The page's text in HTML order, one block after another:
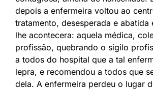
depois a enfermeira voltou ao
tratamento, desesperada e abatida
lhe acontecera: aquela médica,
profissão, quebrando o sigilo
a todos do hospital que a tal
lepra, e recomendou a todos que
dela. A enfermeira perdeu o lugar